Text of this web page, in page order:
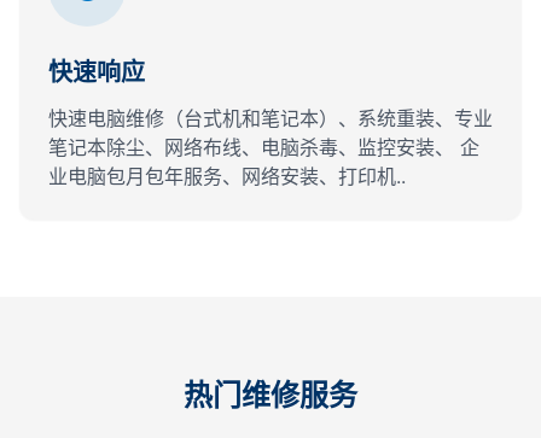
快速响应
快速电脑维修（台式机和笔记本）、系统重装、专业
笔记本除尘、网络布线、电脑杀毒、监控安装、 企
业电脑包月包年服务、网络安装、打印机..
热门维修服务